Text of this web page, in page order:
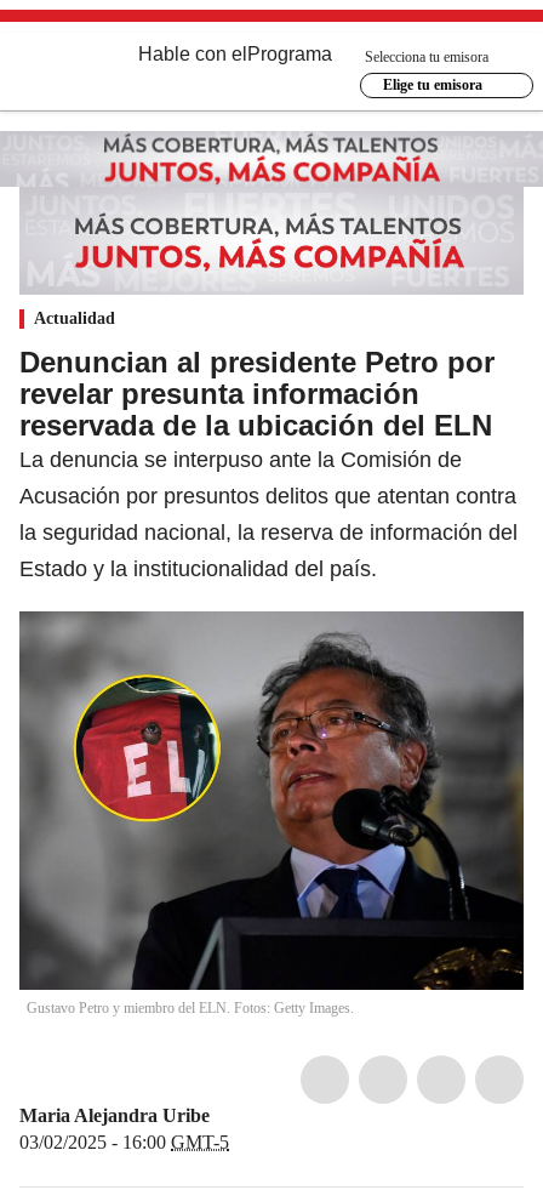
Hable con el Programa
Selecciona tu emisora
Elige tu emisora
Actualidad
Denuncian al presidente Petro por
revelar presunta información
reservada de la ubicación del ELN
La denuncia se interpuso ante la Comisión de
Acusación por presuntos delitos que atentan contra
la seguridad nacional, la reserva de información del
Estado y la institucionalidad del país.
Gustavo Petro y miembro del ELN. Fotos: Getty Images.
Maria Alejandra Uribe
03/02/2025 - 16:00 GMT-5